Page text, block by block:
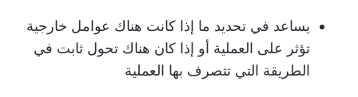
يساعد في تحديد ما إذا كانت هناك عوامل خارجية
تؤثر على العملية أو إذا كان هناك تحول ثابت في
الطريقة التي تتصرف بها العملية